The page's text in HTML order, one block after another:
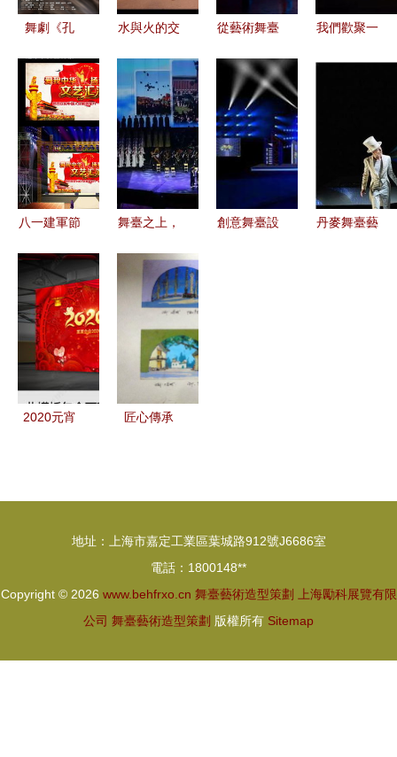
舞劇《孔
相 東方美
學遇上國際
舞臺的藝術
輝映
水與火的交
秀26億舞臺
藝術造型策
劃深度解析
從藝術舞臺
大型晚會
《長征之
路》探索紅
色精神當代
我們歡聚一
朗誦主持專
場匯演
八一建軍節
臺背景設計
靈感與素材
應用全案解
析
舞臺之上，
大連藝術學
院師生為人
民大會堂描
繪“東方美
學”
創意舞臺設
丹麥舞臺藝
2020元宵
板設計解析
匠心傳承
造型策劃解
析
地址：上海市嘉定工業區葉城路912號J6686室
電話：1800148**
Copyright © 2026 www.behfrxo.cn 舞臺藝術造型策劃
上海勵科展覽有限
公司 舞臺藝術造型策劃 版權所有 Sitemap